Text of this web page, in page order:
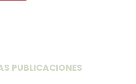
PUBLICACIONES